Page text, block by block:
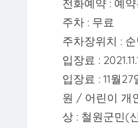
전화예약 : 예
주차 : 무료
주차장위치 :
입장료 :
입장료 : 11월
원 / 어린이 개
상 : 철원군민(